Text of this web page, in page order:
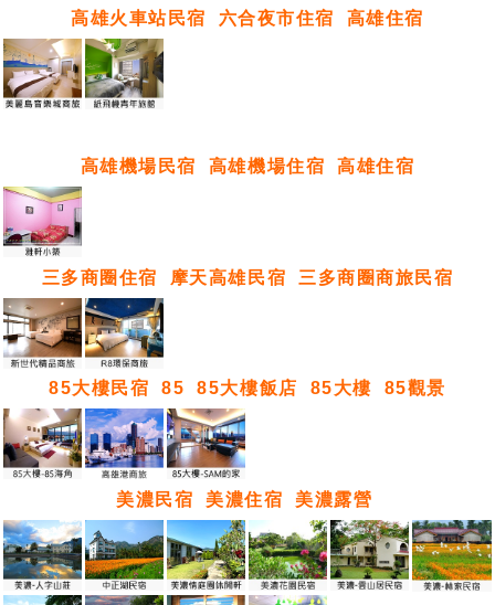
高雄火車站民宿 六合夜市住宿 高雄住宿
高雄機場民宿 高雄機場住宿 高雄住宿
三多商圈住宿 摩天高雄民宿 三多商圈商旅民宿
85大樓民宿 85 85大樓飯店 85大樓 85觀景
美濃民宿 美濃住宿 美濃露營